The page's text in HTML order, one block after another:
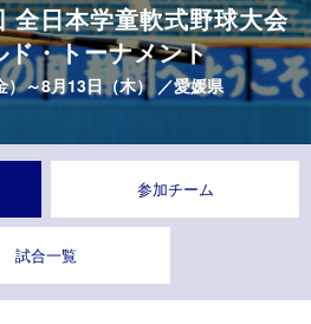
全日本学童軟式野球大会
ド・トーナメント
）～8月13日（木） ／愛媛県
参加チーム
試合一覧